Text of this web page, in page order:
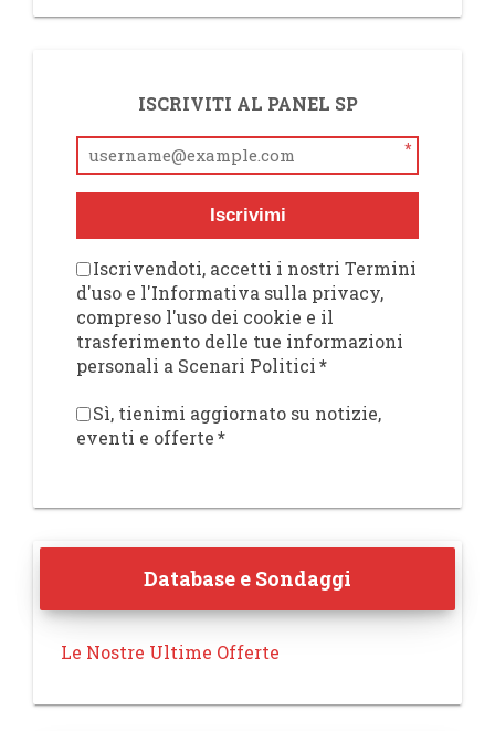
ISCRIVITI AL PANEL SP
*
Iscrivimi
Iscrivendoti, accetti i nostri Termini
d'uso e l'Informativa sulla privacy,
compreso l'uso dei cookie e il
trasferimento delle tue informazioni
personali a Scenari Politici*
Sì, tienimi aggiornato su notizie,
eventi e offerte*
Database e Sondaggi
Le Nostre Ultime Offerte